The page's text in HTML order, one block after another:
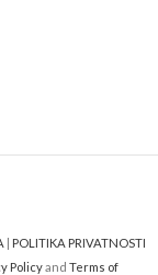
| POLITIKA PRIVATNOSTI
Policyand Terms of